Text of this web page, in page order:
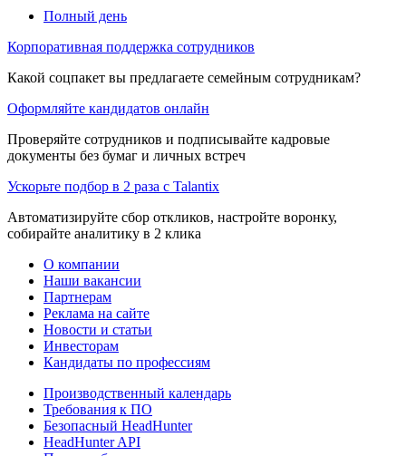
Полный день
Корпоративная поддержка сотрудников
Какой соцпакет вы предлагаете семейным сотрудникам?
Оформляйте кандидатов онлайн
Проверяйте сотрудников и подписывайте кадровые
документы без бумаг и личных встреч
Ускорьте подбор в 2 раза с Talantix
Автоматизируйте сбор откликов, настройте воронку,
собирайте аналитику в 2 клика
О компании
Наши вакансии
Партнерам
Реклама на сайте
Новости и статьи
Инвесторам
Кандидаты по профессиям
Производственный календарь
Требования к ПО
Безопасный HeadHunter
HeadHunter API